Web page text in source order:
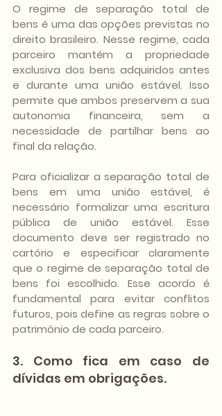
O regime de separação total de
bens é uma das opções previstas no
direito brasileiro. Nesse regime, cada
parceiro mantém a propriedade
exclusiva dos bens adquiridos antes
e durante uma união estável. Isso
permite que ambos preservem a sua
autonomia financeira, sem a
necessidade de partilhar bens ao
final da relação.
Para oficializar a separação total de
bens em uma união estável, é
necessário formalizar uma escritura
pública de união estável. Esse
documento deve ser registrado no
cartório e especificar claramente
que o regime de separação total de
bens foi escolhido. Esse acordo é
fundamental para evitar conflitos
futuros, pois define as regras sobre o
patrimônio de cada parceiro.
3. Como fica em caso de
dívidas em obrigações.